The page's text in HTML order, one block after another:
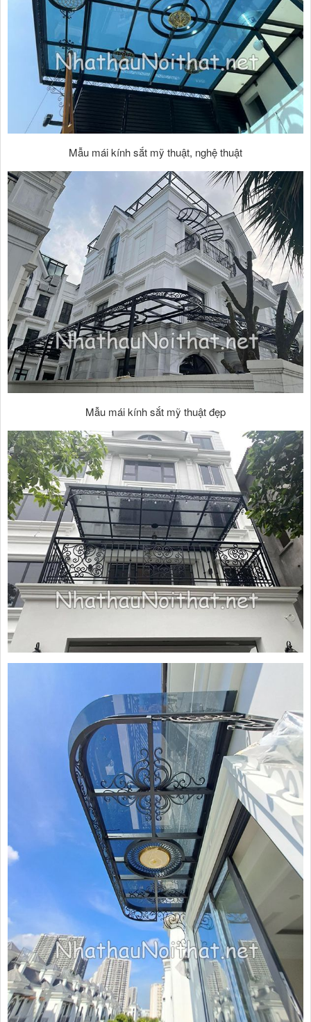
Mẫu mái kính sắt mỹ thuật, nghệ thuật
Mẫu mái kính sắt mỹ thuật đẹp